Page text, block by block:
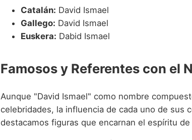
Catalán: David Ismael
Gallego: David Ismael
Euskera: Dabid Ismael
Famosos y Referentes con el
Aunque "David Ismael" como nombre
celebridades, la influencia de cada uno de sus
destacamos figuras que encarnan el espíritu